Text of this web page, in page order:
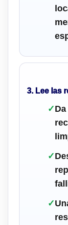
3. Lee las
✓
✓
✓